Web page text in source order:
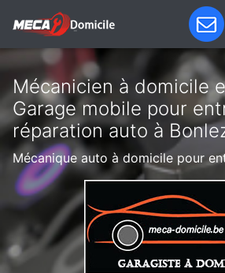
Mécanicien à domicile
Garage mobile pour
réparation auto à
Mécanique auto à domicile pour